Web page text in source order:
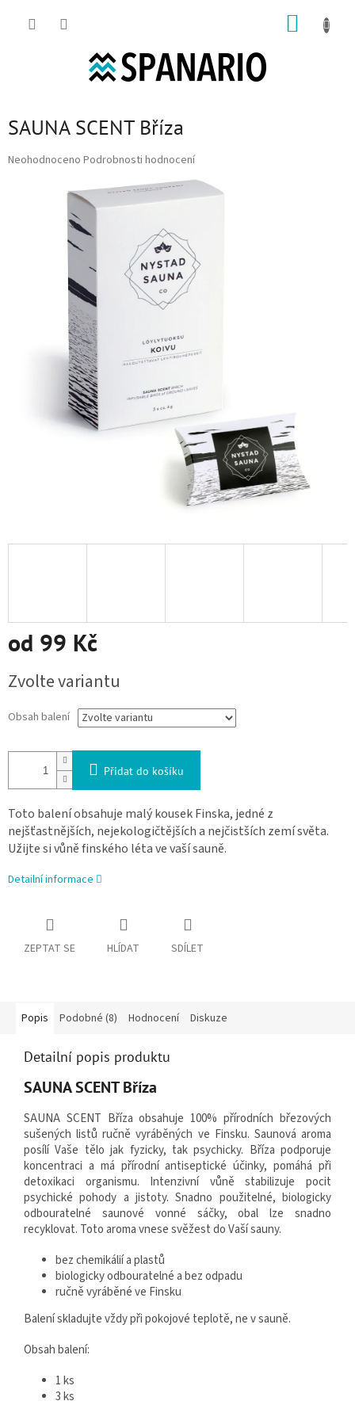
SAUNA SCENT Bříza
Průměrné hodnocení produktu je 0,0 z 5 hvězdiček.
Neohodnoceno Podrobnosti hodnocení
od 99 Kč
Zvolte variantu
Obsah balení
Přidat do košíku
Toto balení obsahuje malý kousek Finska, jedné z
nejšťastnějších, nejekologičtějších a nejčistších zemí světa.
Užijte si vůně finského léta ve vaší sauně.
Detailní informace
ZEPTAT SE HLÍDAT SDÍLET
Popis Podobné (8) Hodnocení Diskuze
Detailní popis produktu
SAUNA SCENT Bříza
SAUNA SCENT Bříza obsahuje 100% přírodních březových
sušených listů ručně vyráběných ve Finsku. Saunová aroma
posílí Vaše tělo jak fyzicky, tak psychicky. Bříza podporuje
koncentraci a má přírodní antiseptické účinky, pomáhá při
detoxikaci organismu. Intenzivní vůně stabilizuje pocit
psychické pohody a jistoty. Snadno použitelné, biologicky
odbouratelné saunové vonné sáčky, obal lze snadno
recyklovat. Toto aroma vnese svěžest do Vaší sauny.
bez chemikálií a plastů
biologicky odbouratelné a bez odpadu
ručně vyráběné ve Finsku
Balení skladujte vždy při pokojové teplotě, ne v sauně.
Obsah balení:
1 ks
3 ks